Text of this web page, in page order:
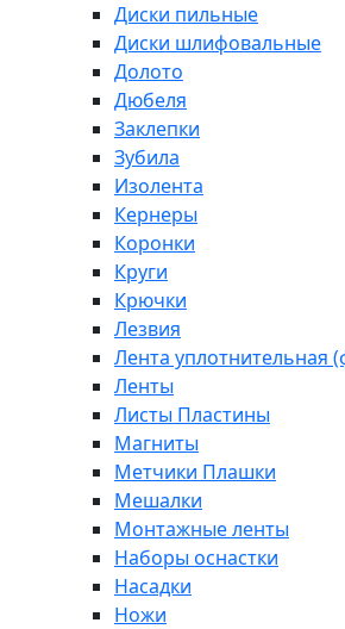
Диски пильные
Диски шлифовальные
Долото
Дюбеля
Заклепки
Зубила
Изолента
Кернеры
Коронки
Круги
Крючки
Лезвия
Лента уплотнительная
Ленты
Листы Пластины
Магниты
Метчики Плашки
Мешалки
Монтажные ленты
Наборы оснастки
Насадки
Ножи